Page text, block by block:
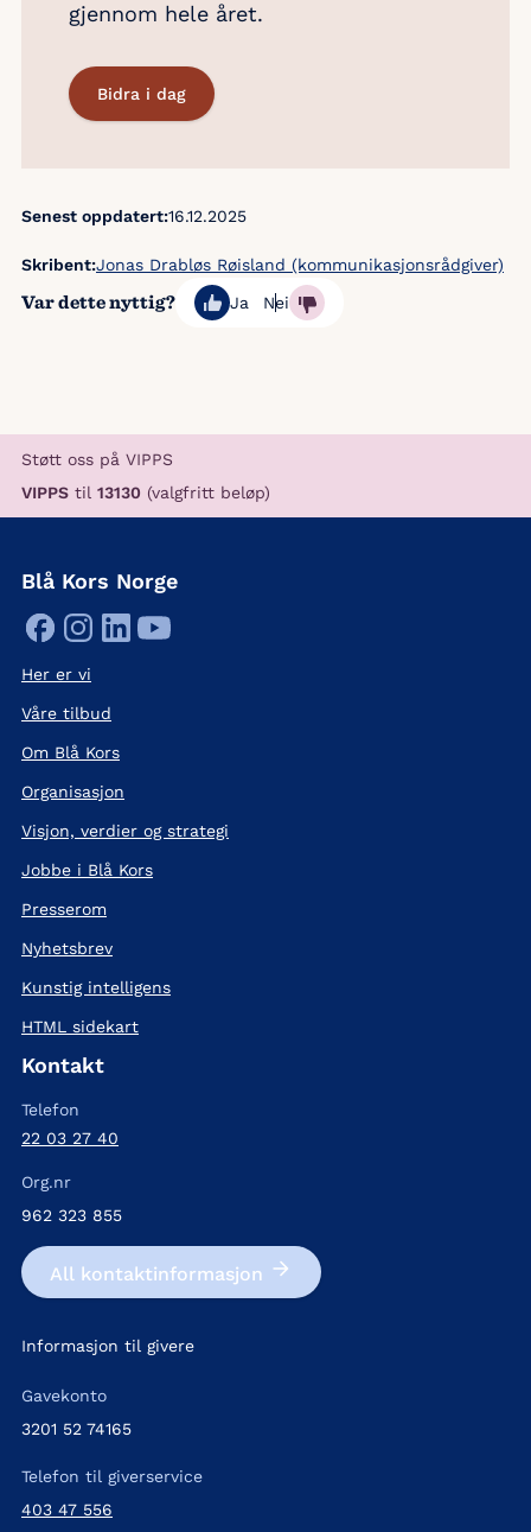
gjennom hele året.
Bidra i dag
Var dette nyttig? Ja Nei
Senest oppdatert:16.12.2025
Skribent:Jonas Drabløs Røisland (kommunikasjonsrådgiver)
Støtt oss på VIPPS
VIPPS til 13130 (valgfritt beløp)
Blå Kors Norge
Her er vi
Våre tilbud
Om Blå Kors
Organisasjon
Visjon, verdier og strategi
Jobbe i Blå Kors
Presserom
Nyhetsbrev
Kunstig intelligens
HTML sidekart
Kontakt
Telefon
22 03 27 40
Org.nr
962 323 855
All kontakt­informasjon
Informasjon til givere
Gavekonto
3201 52 74165
Telefon til giverservice
403 47 556